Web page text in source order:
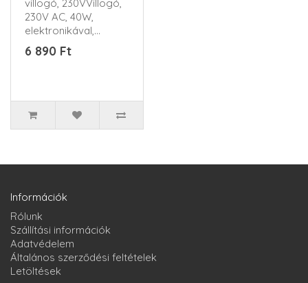
villogó, 230VVillogó,
230V AC, 40W,
elektronikával,
narancs szinű...
6 890 Ft
Információk
Rólunk
Szállítási információk
Adatvédelem
Általános szerződési feltételek
Letöltések